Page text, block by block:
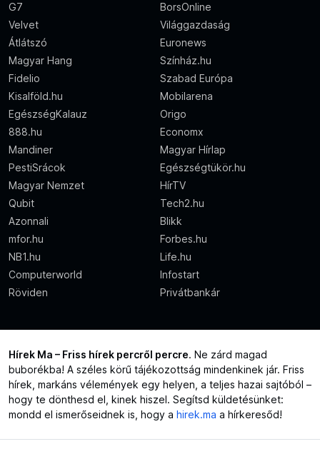
G7
BorsOnline
Velvet
Világgazdaság
Átlátszó
Euronews
Magyar Hang
Színház.hu
Fidelio
Szabad Európa
Kisalföld.hu
Mobilarena
EgészségKalauz
Origo
888.hu
Economx
Mandiner
Magyar Hírlap
PestiSrácok
Egészségtükör.hu
Magyar Nemzet
HírTV
Qubit
Tech2.hu
Azonnali
Blikk
mfor.hu
Forbes.hu
NB1.hu
Life.hu
Computerworld
Infostart
Röviden
Privátbankár
Hírek Ma – Friss hírek percről percre. Ne zárd magad
buborékba! A széles körű tájékozottság mindenkinek jár. Friss
hírek, markáns vélemények egy helyen, a teljes hazai sajtóból –
hogy te dönthesd el, kinek hiszel. Segítsd küldetésünket:
mondd el ismerőseidnek is, hogy a hirek.ma a hírkeresőd!